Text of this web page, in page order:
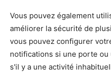
Vous pouvez également
améliorer la sécurité de
vous pouvez configurer
notifications si une porte
s'il y a une activité